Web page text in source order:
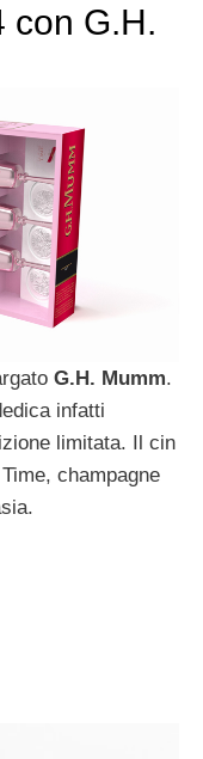
con G.H.
G.H. Mumm.
infatti
limitata. Il cin
champagne